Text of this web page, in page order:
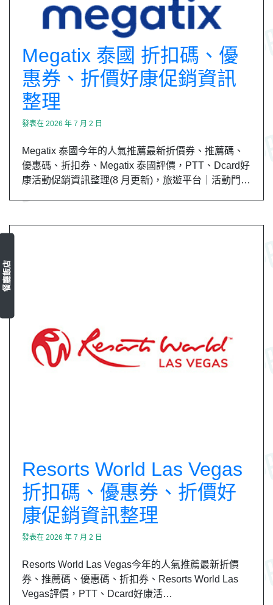
Megatix 泰國 折扣碼、優
惠券、折價好康促銷資訊
整理
發表在 2026 年 7 月 2 日
Megatix 泰國今年的人氣推薦最新折價券、推薦碼、
優惠碼、折扣券、Megatix 泰國評價，PTT、Dcard好
康活動促銷資訊整理(8 月更新)，旅遊平台｜活動門…
餐廳飯店
Resorts World Las Vegas
折扣碼、優惠券、折價好
康促銷資訊整理
發表在 2026 年 7 月 2 日
Resorts World Las Vegas今年的人氣推薦最新折價
券、推薦碼、優惠碼、折扣券、Resorts World Las
Vegas評價，PTT、Dcard好康活…